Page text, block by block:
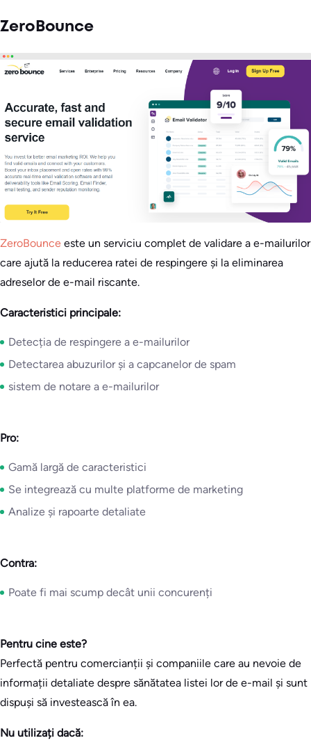
ZeroBounce
ZeroBounce este un serviciu complet de validare a e-mailurilor
care ajută la reducerea ratei de respingere și la eliminarea
adreselor de e-mail riscante.
Caracteristici principale:
Detecția de respingere a e-mailurilor
Detectarea abuzurilor și a capcanelor de spam
sistem de notare a e-mailurilor
Pro:
Gamă largă de caracteristici
Se integrează cu multe platforme de marketing
Analize și rapoarte detaliate
Contra:
Poate fi mai scump decât unii concurenți
Pentru cine este?
Perfectă pentru comercianții și companiile care au nevoie de
informații detaliate despre sănătatea listei lor de e-mail și sunt
dispuși să investească în ea.
Nu utilizați dacă: